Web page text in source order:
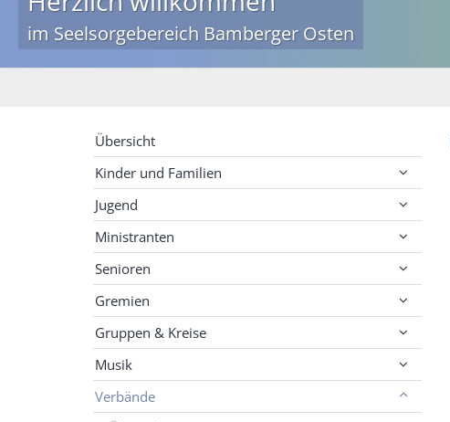
im Seelsorgebereich Bamberger Osten
Übersicht
Kinder und Familien
Jugend
Ministranten
Senioren
Gremien
Gruppen & Kreise
Musik
Verbände